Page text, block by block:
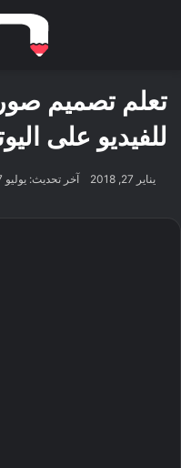
تعلم تصميم
للفيديو على
يناير 27, 2018 آخر تحديث: يوليو 7, 2020